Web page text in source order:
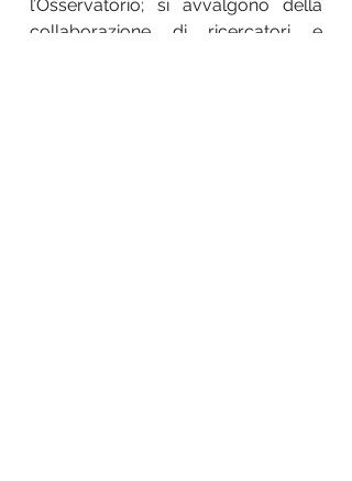
l’Osservatorio; si avvalgono della
collaborazione di ricercatori e